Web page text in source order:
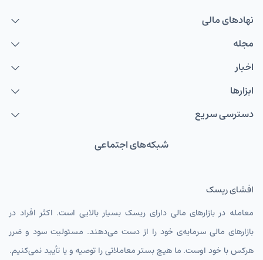
نهاد‌های مالی
مجله
اخبار
ابزارها
دسترسی سریع
شبکه‌های اجتماعی
افشای ریسک
معامله در بازارهای مالی دارای ریسک بسیار بالایی است. اکثر افراد در
بازارهای مالی سرمایه‌ی خود را از دست می‌دهند. مسئولیت سود و ضرر
هرکس با خود اوست. ما هیچ بستر معاملاتی را توصیه و یا تأیید نمی‌کنیم.